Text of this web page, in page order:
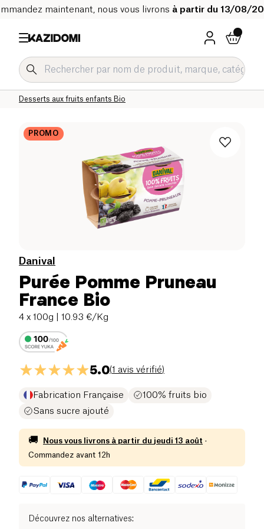
maintenant, nous vous livrons à partir du 13/08/
Desserts aux fruits enfants Bio
Gourdes fruits et desserts enfants Bio
Bébé & Enfant
Notre catalogue bio
Accueil
PROMO
Danival
Purée Pomme Pruneau
France Bio
4 x 100g | 10.93 €/Kg
5.0(1 avis vérifié)
Fabrication Française
100% fruits bio
Sans sucre ajouté
🚚 Nous vous livrons à partir du jeudi 13 août ·
Commandez avant 12h
Découvrez nos alternatives: